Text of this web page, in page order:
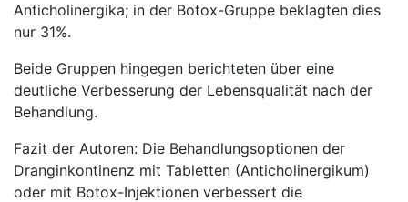
Anticholinergika; in der Botox-Gruppe beklagten dies
nur 31%.
Beide Gruppen hingegen berichteten über eine
deutliche Verbesserung der Lebensqualität nach der
Behandlung.
Fazit der Autoren: Die Behandlungsoptionen der
Dranginkontinenz mit Tabletten (Anticholinergikum)
oder mit Botox-Injektionen verbessert die